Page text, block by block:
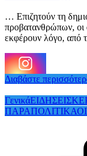
… Επιζητούν τη
προβατανθρώπων, οι
εκφέρουν λόγο, από
Διαβάστε
ΓενικάΕΙΔΗΣΕΙΣ
ΠΑΡΑΠΟΛΙΤΙΚΑ